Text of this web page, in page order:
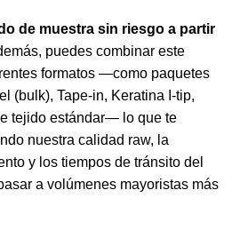
de muestra sin riesgo a partir
puedes combinar este
formatos —como paquetes
(bulk), Tape-in, Keratina I-tip,
tejido estándar— lo que te
nuestra calidad raw, la
y los tiempos de tránsito del
a volúmenes mayoristas más